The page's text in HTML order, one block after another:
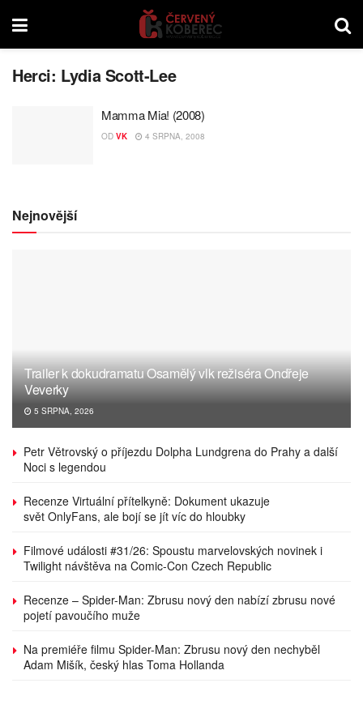
Herci: Lydia Scott-Lee
Mamma Mia! (2008)
OD VK 4 SRPNA, 2008
Nejnovější
Trailer k dokudramatu Osamělý vlk režiséra Ondřeje
Veverky
5 SRPNA, 2026
Petr Větrovský o příjezdu Dolpha Lundgrena do Prahy a další
Noci s legendou
Recenze Virtuální přítelkyně: Dokument ukazuje
svět OnlyFans, ale bojí se jít víc do hloubky
Filmové události #31/26: Spoustu marvelovských novinek i
Twilight návštěva na Comic-Con Czech Republic
Recenze – Spider-Man: Zbrusu nový den nabízí zbrusu nové
pojetí pavoučího muže
Na premiéře filmu Spider-Man: Zbrusu nový den nechyběl
Adam Mišík, český hlas Toma Hollanda